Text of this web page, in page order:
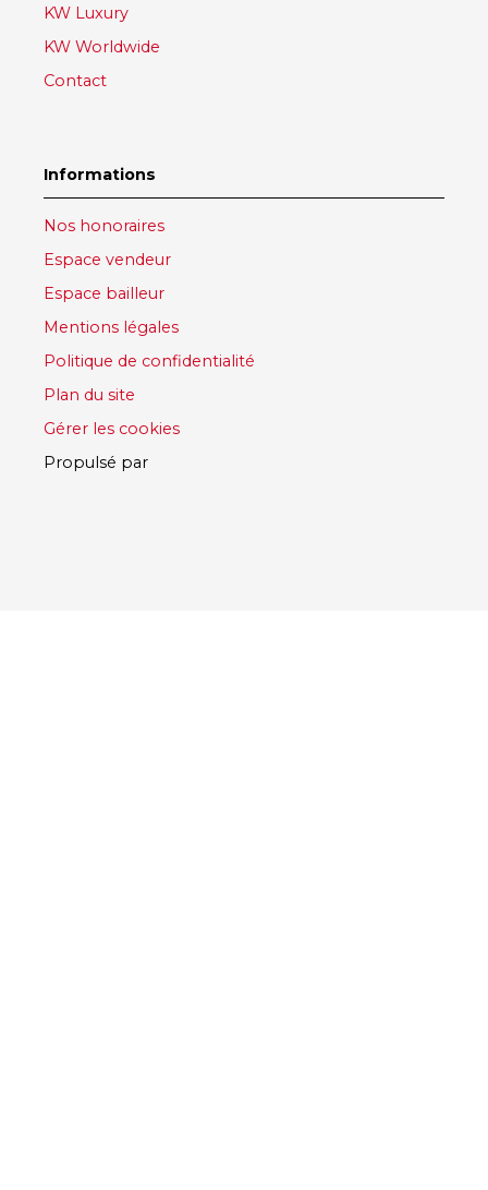
KW Luxury
KW Worldwide
Contact
Informations
Nos honoraires
Espace vendeur
Espace bailleur
Mentions légales
Politique de confidentialité
Plan du site
Gérer les cookies
Propulsé par